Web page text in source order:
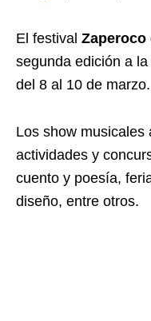
El festival Zaperoco
segunda edición a
del 8 al 10 de marzo.
Los show musicales
actividades y
cuento y poesía,
diseño, entre otros.